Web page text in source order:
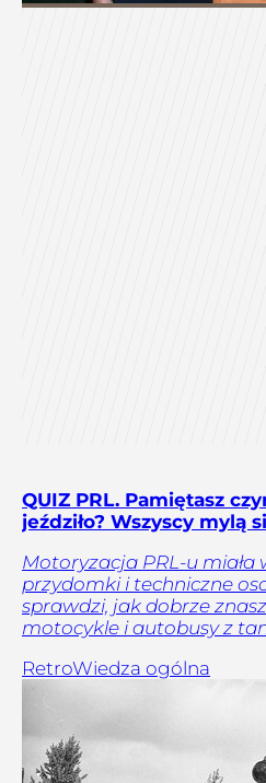
QUIZ PRL. Pamiętasz
jeździło? Wszyscy mylą
Motoryzacja PRL-u miała
przydomki i techniczne
sprawdzi, jak dobrze
motocykle i autobusy z
RetroWiedza ogólna